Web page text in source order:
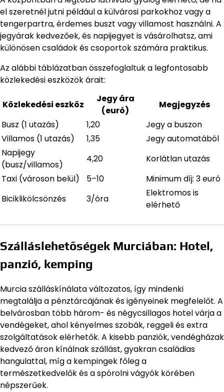
el szeretnél jutni például a külvárosi parkokhoz vagy a
tengerpartra, érdemes buszt vagy villamost használni. A
jegyárak kedvezőek, és napijegyet is vásárolhatsz, ami
különösen családok és csoportok számára praktikus.
Az alábbi táblázatban összefoglaltuk a legfontosabb
közlekedési eszközök árait:
Közlekedési eszköz
Jegy ára
(euró)
Megjegyzés
Busz (1 utazás)
1,20
Jegy a buszon
Villamos (1 utazás)
1,35
Jegy automatából
Napijegy
(busz/villamos)
4,20
Korlátlan utazás
Taxi (városon belül)
5–10
Minimum díj: 3 euró
Biciklikölcsönzés
3/óra
Elektromos is
elérhető
Szálláslehetőségek Murciában: Hotel,
panzió, kemping
Murcia szálláskínálata változatos, így mindenki
megtalálja a pénztárcájának és igényeinek megfelelőt. A
belvárosban több három- és négycsillagos hotel várja a
vendégeket, ahol kényelmes szobák, reggeli és extra
szolgáltatások elérhetők. A kisebb panziók, vendégházak
kedvező áron kínálnak szállást, gyakran családias
hangulattal, míg a kempingek főleg a
természetkedvelők és a spórolni vágyók körében
népszerűek.